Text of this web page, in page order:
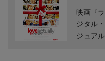
映画『
ジタル
ジュア